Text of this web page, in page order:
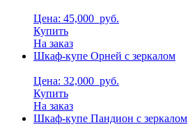
Цена: 45,000 руб.
Купить
На заказ
Шкаф-купе Орней с зеркалом
Цена: 32,000 руб.
Купить
На заказ
Шкаф-купе Пандион с зеркалом